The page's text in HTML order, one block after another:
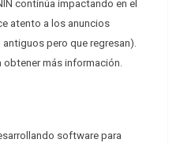
continúa impactando en el
atento a los anuncios
pero que regresan).
obtener más información.
software para